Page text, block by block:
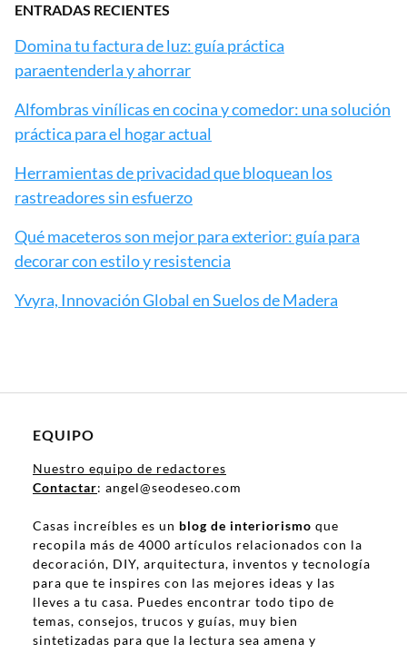
ENTRADAS RECIENTES
Domina tu factura de luz: guía práctica
paraentenderla y ahorrar
Alfombras vinílicas en cocina y comedor: una solución
práctica para el hogar actual
Herramientas de privacidad que bloquean los
rastreadores sin esfuerzo
Qué maceteros son mejor para exterior: guía para
decorar con estilo y resistencia
Yvyra, Innovación Global en Suelos de Madera
EQUIPO
Nuestro equipo de redactores
Contactar: angel@seodeseo.com
Casas increíbles es un blog de interiorismo que
recopila más de 4000 artículos relacionados con la
decoración, DIY, arquitectura, inventos y tecnología
para que te inspires con las mejores ideas y las
lleves a tu casa. Puedes encontrar todo tipo de
temas, consejos, trucos y guías, muy bien
sintetizadas para que la lectura sea amena y